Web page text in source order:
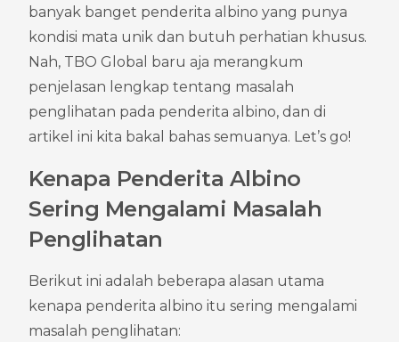
banyak banget penderita albino yang punya
kondisi mata unik dan butuh perhatian khusus.
Nah, TBO Global baru aja merangkum
penjelasan lengkap tentang masalah
penglihatan pada penderita albino, dan di
artikel ini kita bakal bahas semuanya. Let’s go!
Kenapa Penderita Albino
Sering Mengalami Masalah
Penglihatan
Berikut ini adalah beberapa alasan utama
kenapa penderita albino itu sering mengalami
masalah penglihatan: